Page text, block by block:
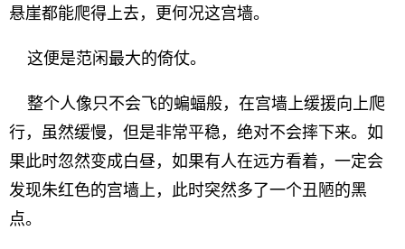
悬崖都能爬得上去，更何况这宫墙。
这便是范闲最大的倚仗。
整个人像只不会飞的蝙蝠般，在宫墙上缓援向上爬
行，虽然缓慢，但是非常平稳，绝对不会摔下来。如
果此时忽然变成白昼，如果有人在远方看着，一定会
发现朱红色的宫墙上，此时突然多了一个丑陋的黑
点。